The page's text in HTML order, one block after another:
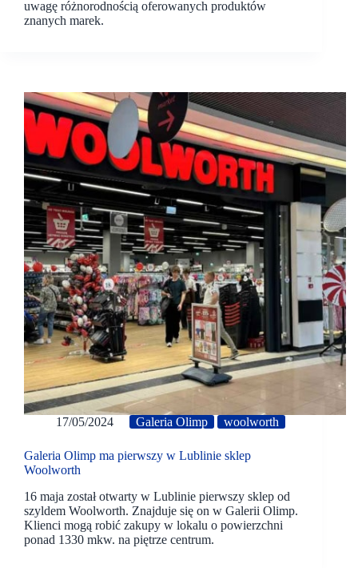
uwagę różnorodnością oferowanych produktów
znanych marek.
17/05/2024 Galeria Olimp woolworth
Galeria Olimp ma pierwszy w Lublinie sklep
Woolworth
16 maja został otwarty w Lublinie pierwszy sklep od
szyldem Woolworth. Znajduje się on w Galerii Olimp.
Klienci mogą robić zakupy w lokalu o powierzchni
ponad 1330 mkw. na piętrze centrum.